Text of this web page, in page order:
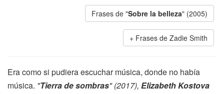
Frases de "Sobre la belleza" (2005)
Frases de Zadie Smith
Era como si pudiera escuchar música, donde no había
música. "Tierra de sombras" (2017), Elizabeth Kostova